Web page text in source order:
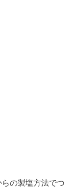
の製塩方法でつ